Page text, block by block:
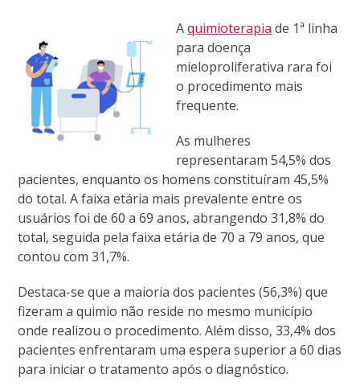
Aquimioterapia de 1ª linha
para doença
mieloproliferativa rara foi
o procedimento mais
frequente.
As mulheres
representaram 54,5% dos
pacientes, enquanto os homens constituíram 45,5%
do total. A faixa etária mais prevalente entre os
usuários foi de 60 a 69 anos, abrangendo 31,8% do
total, seguida pela faixa etária de 70 a 79 anos, que
contou com 31,7%.
Destaca-se que a maioria dos pacientes (56,3%) que
fizeram a quimio não reside no mesmo município
onde realizou o procedimento. Além disso, 33,4% dos
pacientes enfrentaram uma espera superior a 60 dias
para iniciar o tratamento após o diagnóstico.